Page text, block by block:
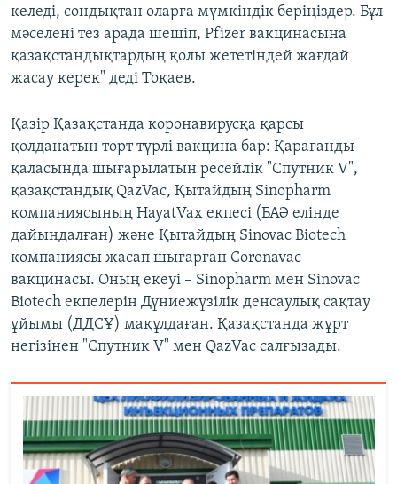
келеді, сондықтан оларға мүмкіндік беріңіздер. Бұл
мәселені тез арада шешіп, Pfizer вакцинасына
қазақстандықтардың қолы жететіндей жағдай
жасау керек" деді Тоқаев.
Қазір Қазақстанда коронавирусқа қарсы
қолданатын төрт түрлі вакцина бар: Қарағанды
қаласында шығарылатын ресейлік "Спутник V",
қазақстандық QazVac, Қытайдың Sinopharm
компаниясының HayatVax екпесі (БАӘ елінде
дайындалған) және Қытайдың Sinovac Biotech
компаниясы жасап шығарған Coronavac
вакцинасы. Оның екеуі – Sinopharm мен Sinovac
Biotech екпелерін Дүниежүзілік денсаулық сақтау
ұйымы (ДДСҰ) мақұлдаған. Қазақстанда жұрт
негізінен "Спутник V" мен QazVac салғызады.